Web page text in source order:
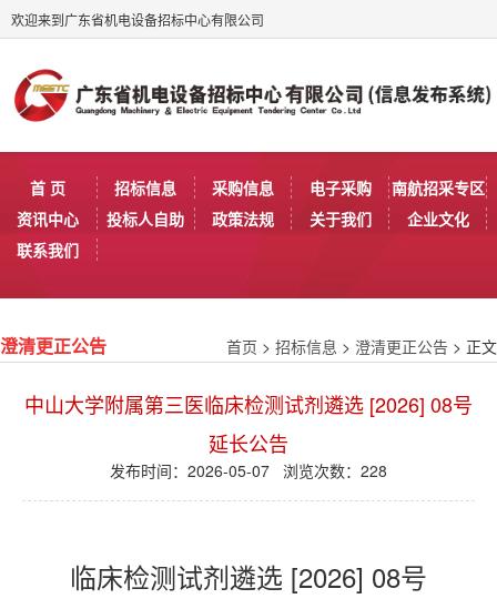
欢迎来到广东省机电设备招标中心有限公司
首 页 招标信息 采购信息 电子采购
南航招采专区
资讯中心
投标人自助 政策法规 关于我们
企业文化
联系我们
澄清更正公告 首页 > 招标信息 > 澄清更正公告 > 正文
中山大学附属第三医临床检测试剂遴选 [2026] 08号
延长公告
发布时间：2026-05-07 浏览次数： 228
临床检测试剂遴选 [2026] 08号